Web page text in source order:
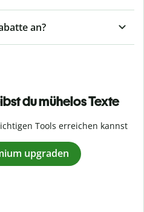
an?
du mühelos Texte
Tools erreichen kannst
upgraden